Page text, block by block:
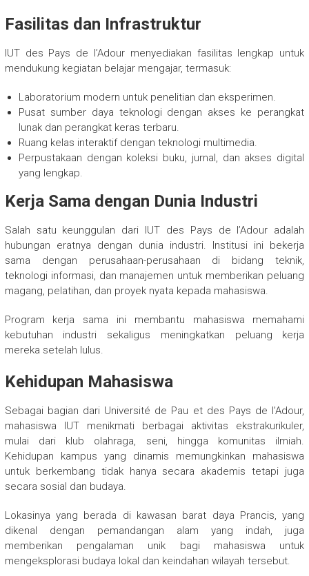
Fasilitas dan Infrastruktur
IUT des Pays de l’Adour menyediakan fasilitas lengkap untuk
mendukung kegiatan belajar mengajar, termasuk:
Laboratorium modern untuk penelitian dan eksperimen.
Pusat sumber daya teknologi dengan akses ke perangkat
lunak dan perangkat keras terbaru.
Ruang kelas interaktif dengan teknologi multimedia.
Perpustakaan dengan koleksi buku, jurnal, dan akses digital
yang lengkap.
Kerja Sama dengan Dunia Industri
Salah satu keunggulan dari IUT des Pays de l’Adour adalah
hubungan eratnya dengan dunia industri. Institusi ini bekerja
sama dengan perusahaan-perusahaan di bidang teknik,
teknologi informasi, dan manajemen untuk memberikan peluang
magang, pelatihan, dan proyek nyata kepada mahasiswa.
Program kerja sama ini membantu mahasiswa memahami
kebutuhan industri sekaligus meningkatkan peluang kerja
mereka setelah lulus.
Kehidupan Mahasiswa
Sebagai bagian dari Université de Pau et des Pays de l’Adour,
mahasiswa IUT menikmati berbagai aktivitas ekstrakurikuler,
mulai dari klub olahraga, seni, hingga komunitas ilmiah.
Kehidupan kampus yang dinamis memungkinkan mahasiswa
untuk berkembang tidak hanya secara akademis tetapi juga
secara sosial dan budaya.
Lokasinya yang berada di kawasan barat daya Prancis, yang
dikenal dengan pemandangan alam yang indah, juga
memberikan pengalaman unik bagi mahasiswa untuk
mengeksplorasi budaya lokal dan keindahan wilayah tersebut.